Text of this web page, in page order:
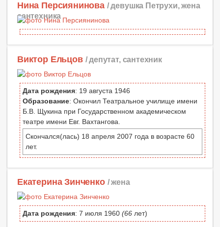
Нина Персиянинова / девушка Петрухи, жена
сантехника
Виктор Ельцов / депутат, сантехник
Дата рождения: 19 августа 1946
Образование: Окончил Театральное училище имени
Б.В. Щукина при Государственном академическом
театре имени Евг. Вахтангова.
Скончался(лась) 18 апреля 2007 года в возрасте 60
лет.
Екатерина Зинченко / жена
Дата рождения: 7 июля 1960 (66 лет)